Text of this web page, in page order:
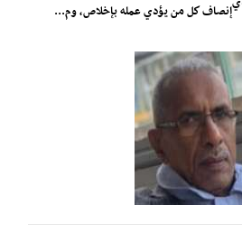
إنصاف كل من يؤدي عمله بإخلاص، وم...